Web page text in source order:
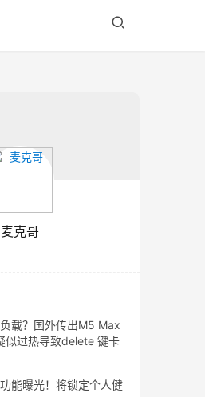
麦克哥
载？国外传出M5 Max
似过热导致delete 键卡
能曝光！将锁定个人健